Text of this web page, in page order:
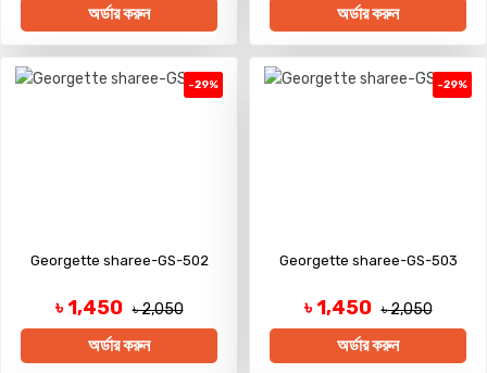
অর্ডার করুন অর্ডার করুন
-29%
Georgette sharee-GS-502
৳ 1,450 ৳ 2,050
অর্ডার করুন
-29%
Georgette sharee-GS-503
৳ 1,450 ৳ 2,050
অর্ডার করুন